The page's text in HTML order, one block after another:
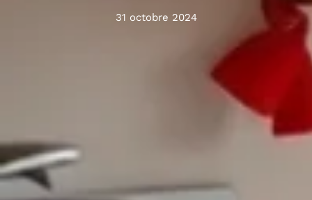
31 octobre 2024